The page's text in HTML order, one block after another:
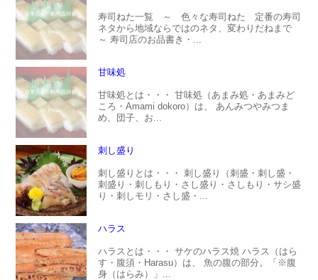
寿司ねた一覧 ～ 色々な寿司ねた 定番の寿司
ネタから地域ならではのネタ、変わりだねまで
～ 寿司店のお品書き・...
甘味処
甘味処とは・・・ 甘味処（あまみ処・あまみど
ころ・Amami dokoro）は、 あんみつやみつま
め、団子、お...
刺し盛り
刺し盛りとは・・・ 刺し盛り（刺盛・刺し盛・
刺盛り・刺しもり・さし盛り・さしもり・サシ盛
り・刺しモリ・さし盛・...
ハラス
ハラスとは・・・ サケのハラス焼 ハラス（はら
す・腹須・Harasu）は、 魚の腹の部分。「※腹
身（はらみ）」...